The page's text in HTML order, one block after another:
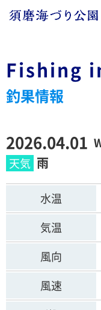
Fishing
釣果情報
2026.04.01
雨
水温
気温
風向
風速